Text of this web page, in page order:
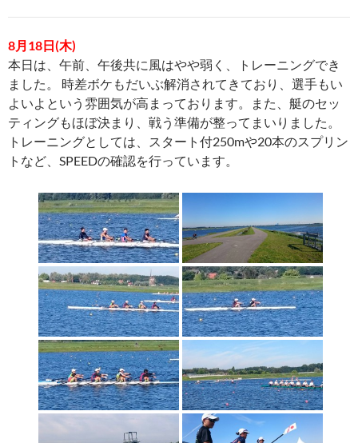
8月18日(木)
本日は、午前、午後共に風はやや弱く、トレーニングでき
ました。 時差ボケもだいぶ解消されてきており、選手もい
よいよという雰囲気が高まっております。また、艇のセッ
ティングもほぼ決まり、戦う準備が整ってまいりました。
トレーニングとしては、スタート付250mや20本のスプリン
トなど、SPEEDの確認を行っています。